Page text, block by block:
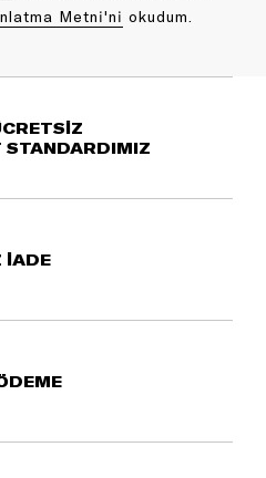
Metni'ni okudum.
STANDARDIMIZ
İADE